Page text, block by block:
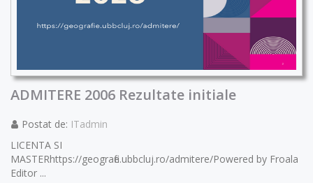
ADMITERE 2006 Rezultate initiale
Postat de: ITadmin
LICENTA SI
MASTERhttps://geografie.ubbcluj.ro/admitere/Powered by Froala
Editor ...